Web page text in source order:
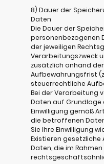
8) Dauer der
Daten
Die Dauer der
personenbezogenen
der jeweiligen
Verarbeitungszweck
zusätzlich anhand
Aufbewahrungsfrist
steuerrechtliche
Bei der Verarbeitung
Daten auf Grundlage
Einwilligung gemäß
die betroffenen
Sie Ihre Einwilligung
Existieren
Daten, die im